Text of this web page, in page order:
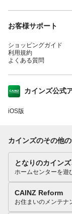
お客様サポート
ショッピングガイド
利用規約
よくある質問
カインズ公式
iOS版
カインズのその他
となりのカイン
ホームセンターを遊
CAINZ Reform
お住まいのメンテナ